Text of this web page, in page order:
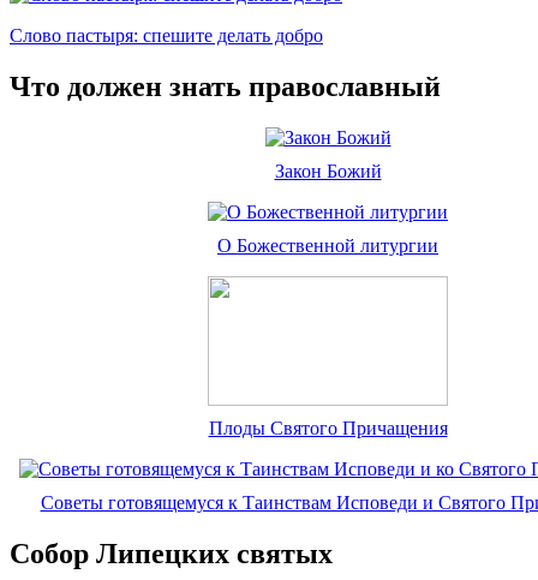
Слово пастыря: спешите делать добро
Что должен знать православный
Закон Божий
О Божественной литургии
Плоды Святого Причащения
Советы готовящемуся к Таинствам Исповеди и Святого
Собор Липецких святых